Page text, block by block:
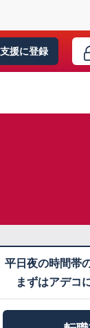
援に登録
平日夜の時間帯
まずはアデコ